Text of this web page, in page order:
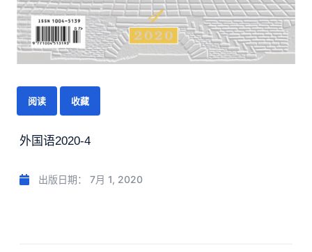
阅读 收藏
外国语2020-4
出版日期： 7月 1, 2020